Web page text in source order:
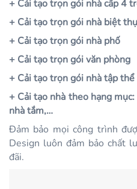
+ Cải tạo trọn gói nhà cấp 4
+ Cải tạo trọn gói nhà biệt thự
+ Cải tạo trọn gói nhà phố
+ Cải tạo trọn gói văn phòng
+ Cải tạo trọn gói nhà tập thể
+ Cải tạo nhà theo hạng
nhà tắm,…
Đảm bảo mọi công trình
Design luôn đảm bảo chất
đãi.